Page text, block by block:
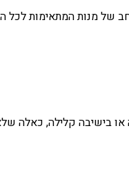
של מנות המתאימות
בישיבה קלילה, כאלה